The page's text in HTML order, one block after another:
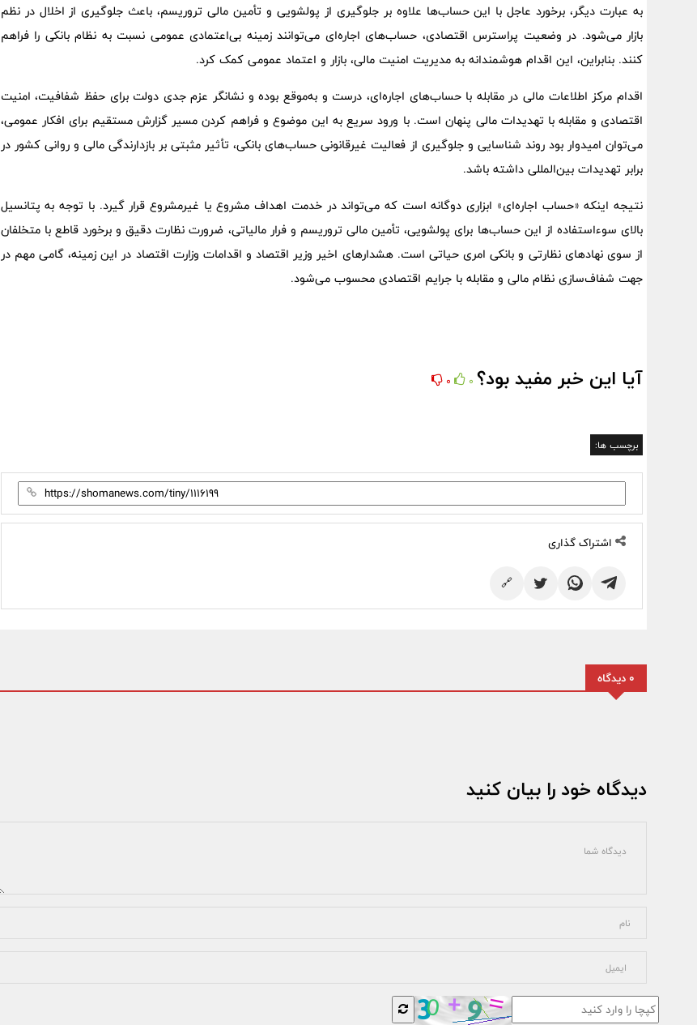
به عبارت دیگر، برخورد عاجل با این حساب‌ها علاوه بر جلوگیری از پولشویی و تأمین مالی تروریسم، باعث جلوگیری از اخلال در نظم
بازار می‌شود. در وضعیت پراسترس اقتصادی، حساب‌های اجاره‌ای می‌توانند زمینه بی‌اعتمادی عمومی نسبت به نظام بانکی را فراهم
کنند. بنابراین، این اقدام هوشمندانه به مدیریت امنیت مالی، بازار و اعتماد عمومی کمک کرد.
اقدام مرکز اطلاعات مالی در مقابله با حساب‌های اجاره‌ای، درست و به‌موقع بوده و نشانگر عزم جدی دولت برای حفظ شفافیت، امنیت
اقتصادی و مقابله با تهدیدات مالی پنهان است. با ورود سریع به این موضوع و فراهم کردن مسیر گزارش مستقیم برای افکار عمومی،
می‌توان امیدوار بود روند شناسایی و جلوگیری از فعالیت غیرقانونی حساب‌های بانکی، تأثیر مثبتی بر بازدارندگی مالی و روانی کشور در
برابر تهدیدات بین‌المللی داشته باشد.
نتیجه اینکه «حساب اجاره‌ای» ابزاری دوگانه است که می‌تواند در خدمت اهداف مشروع یا غیرمشروع قرار گیرد. با توجه به پتانسیل
بالای سوءاستفاده از این حساب‌ها برای پولشویی، تأمین مالی تروریسم و فرار مالیاتی، ضرورت نظارت دقیق و برخورد قاطع با متخلفان
از سوی نهادهای نظارتی و بانکی امری حیاتی است. هشدارهای اخیر وزیر اقتصاد و اقدامات وزارت اقتصاد در این زمینه، گامی مهم در
جهت شفاف‌سازی نظام مالی و مقابله با جرایم اقتصادی محسوب می‌شود.
آیا این خبر مفید بود؟ 0
0
برچسب ها:
اشتراک گذاری
🔗
0 دیدگاه
دیدگاه خود را بیان کنید